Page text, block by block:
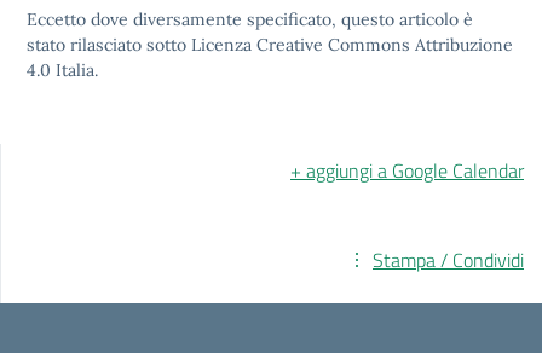
Eccetto dove diversamente specificato, questo articolo è
stato rilasciato sotto Licenza Creative Commons Attribuzione
4.0 Italia.
+ aggiungi a Google Calendar
Stampa / Condividi